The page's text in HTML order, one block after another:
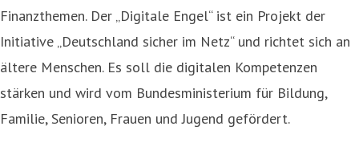
Finanzthemen. Der „Digitale Engel“ ist ein Projekt der
Initiative „Deutschland sicher im Netz“ und richtet sich an
ältere Menschen. Es soll die digitalen Kompetenzen
stärken und wird vom Bundesministerium für Bildung,
Familie, Senioren, Frauen und Jugend gefördert.